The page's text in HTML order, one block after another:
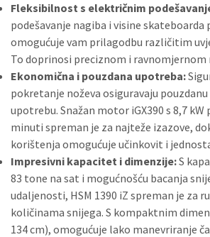
Fleksibilnost s električnim
podešavanje nagiba i visine
omogućuje vam prilagodbu različitim
To doprinosi preciznom i
Ekonomična i pouzdana upotreba:
pokretanje noževa osiguravaju
upotrebu. Snažan motor iGX390 s 8,7 kW
minuti spreman je za najteže izazove,
korištenja omogućuje učinkovit i
Impresivni kapacitet i dimenzije:S
83 tone na sat i mogućnošću bacanja
udaljenosti, HSM 1390 iZ spreman je za
količinama snijega. S kompaktnim
134 cm), omogućuje lako manevriranje